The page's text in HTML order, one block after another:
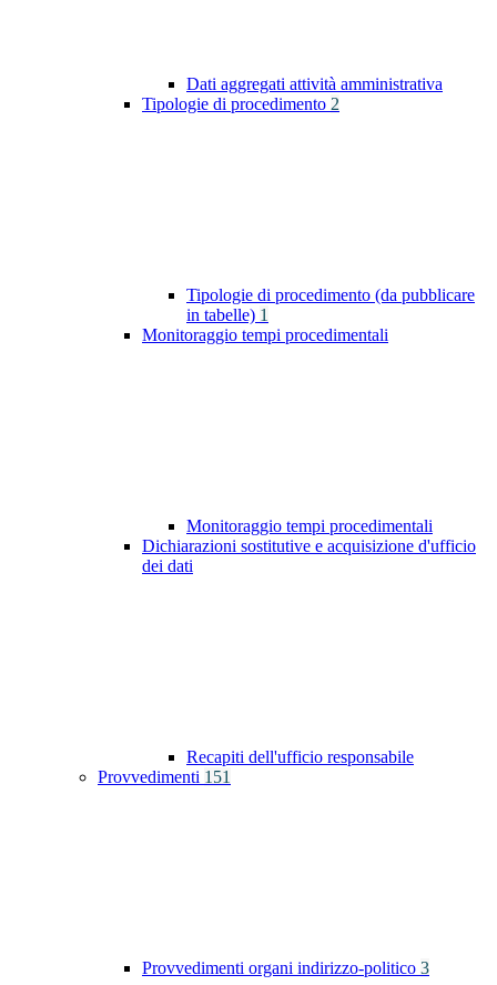
Dati aggregati attività amministrativa
Tipologie di procedimento 2
Tipologie di procedimento (da pubblicare
in tabelle) 1
Monitoraggio tempi procedimentali
Monitoraggio tempi procedimentali
Dichiarazioni sostitutive e acquisizione d'ufficio
dei dati
Recapiti dell'ufficio responsabile
Provvedimenti 151
Provvedimenti organi indirizzo-politico 3